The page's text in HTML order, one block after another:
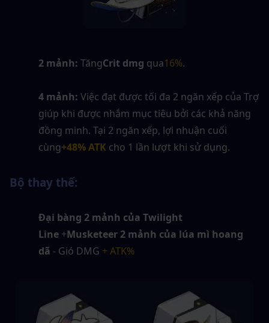
2 mảnh: TăngCrit dmg qua16%.
4 mảnh: Việc đạt được tối đa 2 ngăn xếp của Trợ
giúp khi được nhắm mục tiêu bởi các khả năng
đồng minh. Tại 2 ngăn xếp, lợi nhuận cuối
cùng+48% ATK cho 1 lần lượt khi sử dụng.
Bộ thay thế:
Đại bàng 2 mảnh của Twilight
Line +Musketeer 2 mảnh của lúa mì hoang
dã - Gió DMG + ATK%